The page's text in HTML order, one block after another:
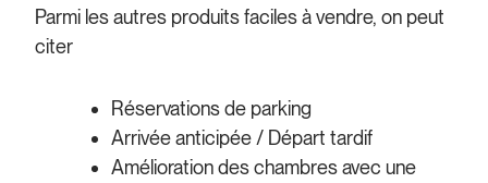
Parmi les autres produits faciles à vendre, on peut
citer
Réservations de parking
Arrivée anticipée / Départ tardif
Amélioration des chambres avec une